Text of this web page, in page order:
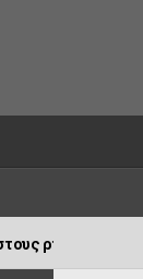
Μελίνας